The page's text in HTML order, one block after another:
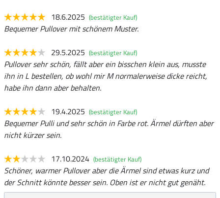
18.6.2025 (bestätigter Kauf)
Bequemer Pullover mit schönem Muster.
29.5.2025 (bestätigter Kauf)
Pullover sehr schön, fällt aber ein bisschen klein aus, musste
ihn in L bestellen, ob wohl mir M normalerweise dicke reicht,
habe ihn dann aber behalten.
19.4.2025 (bestätigter Kauf)
Bequemer Pulli und sehr schön in Farbe rot. Ärmel dürften aber
nicht kürzer sein.
17.10.2024 (bestätigter Kauf)
Schöner, warmer Pullover aber die Ärmel sind etwas kurz und
der Schnitt könnte besser sein. Oben ist er nicht gut genäht.